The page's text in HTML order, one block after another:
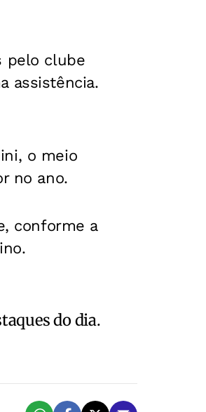
pelo clube
assistência.
o meio
no ano.
conforme a
do dia.